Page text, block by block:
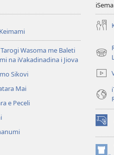
Wasoma me Baleti
na iVakadinadina i Jiova
Sikovi
Mai
e Peceli
new